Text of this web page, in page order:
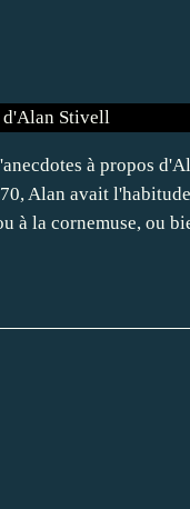
à propos
Alan avait
à la cornemuse, ou